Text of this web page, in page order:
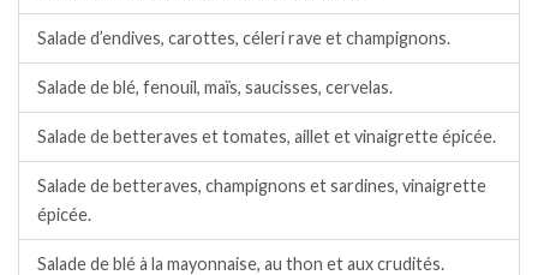
Salade d’endives, carottes, céleri rave et champignons.
Salade de blé, fenouil, maïs, saucisses, cervelas.
Salade de betteraves et tomates, aillet et vinaigrette épicée.
Salade de betteraves, champignons et sardines, vinaigrette
épicée.
Salade de blé à la mayonnaise, au thon et aux crudités.